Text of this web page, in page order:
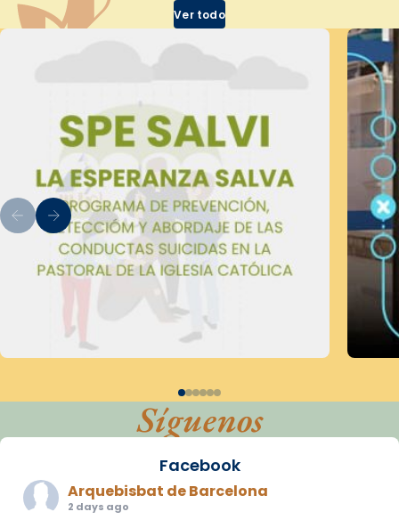
Ver todo
Síguenos
Facebook
Arquebisbat de Barcelona
2 days ago